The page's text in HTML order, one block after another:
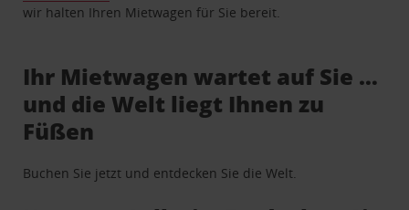
wir halten Ihren Mietwagen für Sie bereit.
Ihr Mietwagen wartet auf Sie …
und die Welt liegt Ihnen zu
Füßen
Buchen Sie jetzt und entdecken Sie die Welt.